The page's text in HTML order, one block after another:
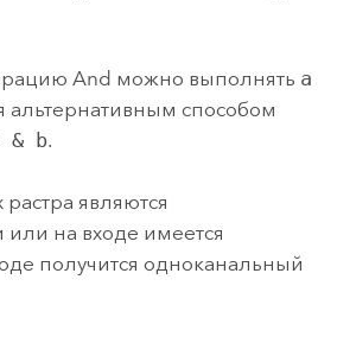
And можно выполнять a
альтернативным способом
& b.
являются
на входе имеется
получится одноканальный